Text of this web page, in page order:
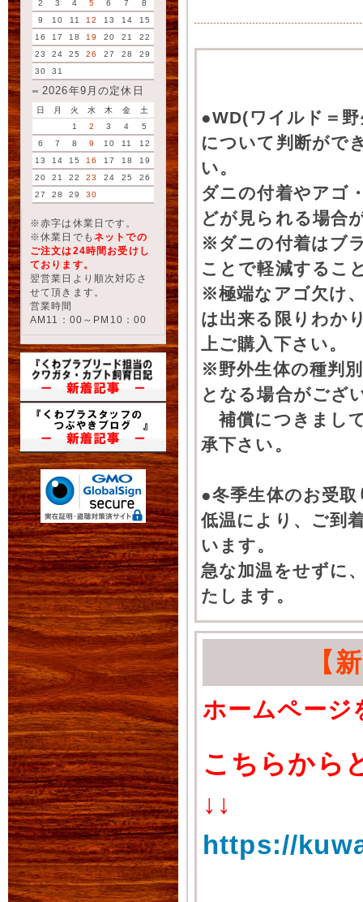
2 3 4 5 6 7
8
9
10 11 12 13 14
15
16
17 18 19 20 21
22
23
24 25 26 27 28
29
30
31
2026年9月の定休日
日 月 火 水 木 金
土
1
2 3 4
5
6
7 8 9 10 11
12
13
14 15 16 17 18
19
20
21 22 23 24 25
26
27
28 29 30
※赤字は休業日です。
※休業日でも ネットでの
ご注文は24時間お受けし
ております。
翌営業日より順次対応さ
せて頂きます。
営業時間
AM11：00～PM10：00
●WD(ワイルド＝
について判断がで
い。
ダニの付着やアゴ
どが見られる場合
※ダニの付着はブ
ことで軽減するこ
※極端なアゴ欠け
は出来る限りわか
上ご購入下さい。
※野外生体の種判
となる場合がござ
補償につきまし
承下さい。
●冬季生体のお受
低温により、ご到
います。
急な加温をせずに
たします。
【
ホームページ
こちらから
↓↓
https://